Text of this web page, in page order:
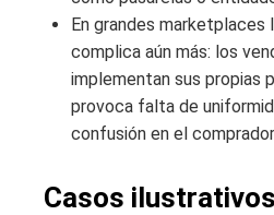
En grandes marketplaces
complica aún más: los
implementan sus propias
provoca falta de
confusión en el
Casos ilustrativos